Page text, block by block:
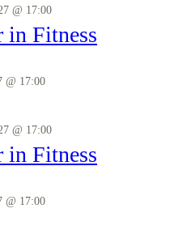
@ 17:00
in Fitness
@ 17:00
@ 17:00
in Fitness
@ 17:00